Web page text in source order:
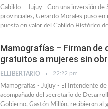
Cabildo – Jujuy - Con una inversión
provinciales, Gerardo Morales puso en
puesta en valor del Cabildo Histórico
Mamografías – Firman de
gratuitos a mujeres sin
ELLIBERTARIO 22:22 pm
Mamografías - Jujuy - El Intendente de
acompañado del secretario de
Gobierno, Gastón Millón, recibieron al